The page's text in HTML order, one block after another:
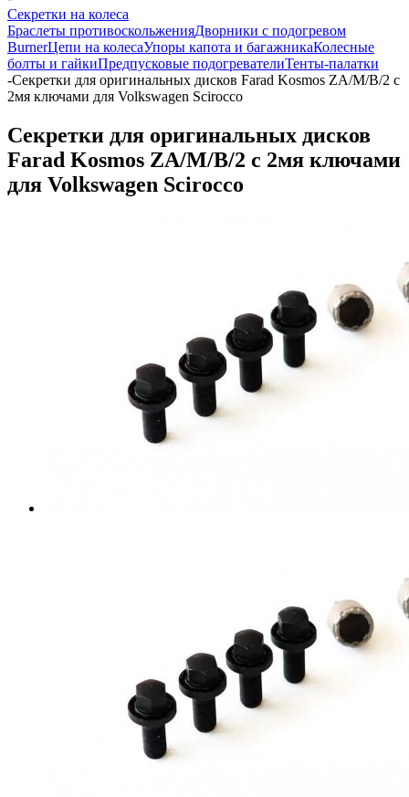
Секретки на колеса
Браслеты противоскольженияДворники с подогревом
BurnerЦепи на колесаУпоры капота и багажникаКолесные
болты и гайкиПредпусковые подогревателиТенты-палатки
-Секретки для оригинальных дисков Farad Kosmos ZA/M/B/2 с
2мя ключами для Volkswagen Scirocco
Секретки для оригинальных дисков
Farad Kosmos ZA/M/B/2 с 2мя ключами
для Volkswagen Scirocco